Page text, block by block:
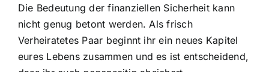
Die Bedeutung der finanziellen Sicherheit kann
nicht genug betont werden. Als frisch
Verheiratetes Paar beginnt ihr ein neues Kapitel
eures Lebens zusammen und es ist entscheidend,